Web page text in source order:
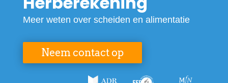
Meer weten over scheiden en alimentatie
Neem contact op